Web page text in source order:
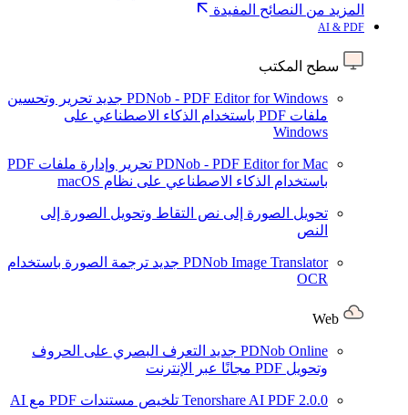
المزيد من النصائح المفيدة
AI & PDF
سطح المكتب
PDNob - PDF Editor for Windows جديد تحرير وتحسين
ملفات PDF باستخدام الذكاء الاصطناعي على
Windows
PDNob - PDF Editor for Mac
تحرير وإدارة ملفات PDF
باستخدام الذكاء الاصطناعي على نظام macOS
تحويل الصورة إلى نص التقاط وتحويل الصورة إلى
النص
PDNob Image Translator جديد ترجمة الصورة باستخدام
OCR
PDNob Online جديد التعرف البصري على الحروف
وتحويل PDF مجانًا عبر الإنترنت
Tenorshare AI PDF 2.0.0 تلخيص مستندات PDF مع AI